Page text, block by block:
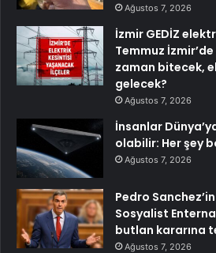
Ağustos 7, 2026
İzmir GEDİZ
Temmuz
zaman bitecek,
gelecek?
Ağustos 7, 2026
İnsanlar
olabilir: Her şey
Ağustos 7, 2026
Pedro Sanchez’in
Sosyalist
butlan kararına
Ağustos 7, 2026